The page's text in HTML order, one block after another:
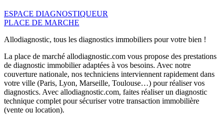
ESPACE DIAGNOSTIQUEUR
PLACE DE MARCHE
Allodiagnostic, tous les diagnostics immobiliers pour votre bien !
La place de marché allodiagnostic.com vous propose des prestations
de diagnostic immobilier adaptées à vos besoins. Avec notre
couverture nationale, nos techniciens interviennent rapidement dans
votre ville (Paris, Lyon, Marseille, Toulouse…) pour réaliser vos
diagnostics. Avec allodiagnostic.com, faites réaliser un diagnostic
technique complet pour sécuriser votre transaction immobilière
(vente ou location).